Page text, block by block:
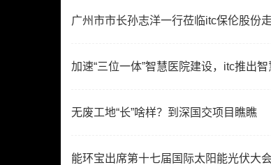
广州市市长孙志洋一行莅临itc保伦股份
加速“三位一体”智慧医院建设，itc推出
无废工地“长”啥样？到深国交项目瞧瞧
能环宝出席第十七届国际太阳能光伏大